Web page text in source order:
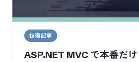
技術記事
ASP.NET MVC で本番だ